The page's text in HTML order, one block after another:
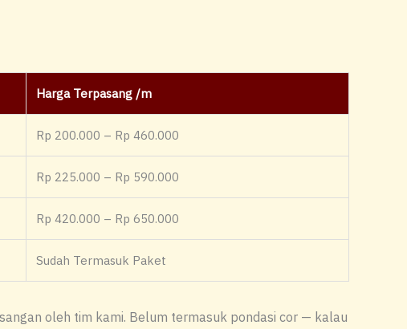
Harga Terpasang /m
Rp 200.000 – Rp 460.000
Rp 225.000 – Rp 590.000
Rp 420.000 – Rp 650.000
Sudah Termasuk Paket
oleh tim kami. Belum termasuk pondasi cor — kalau